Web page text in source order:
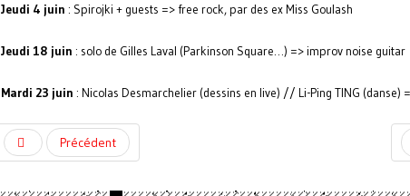
Jeudi 4 juin : Spirojki + guests => free rock, par des ex Miss Goulash
Jeudi 18 juin : solo de Gilles Laval (Parkinson Square…) => improv noise guitar
Mardi 23 juin : Nicolas Desmarchelier (dessins en live) // Li-Ping TING (danse)
Précédent